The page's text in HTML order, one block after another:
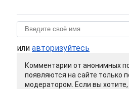
или авторизуйтесь
Комментарии от анонимных
появляются на сайте только
модератором. Если вы